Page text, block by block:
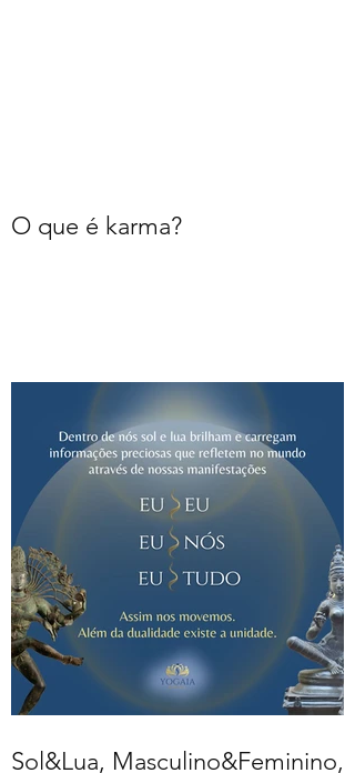
O que é karma?
Sol&Lua, Masculino&Feminino,